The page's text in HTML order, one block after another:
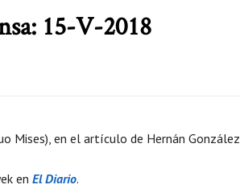
15-V-2018
Mises), en el artículo de Hernán González
en El Diario.